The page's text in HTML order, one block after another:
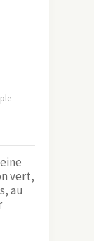
vert,
au